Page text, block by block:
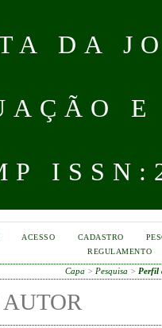
DA
ACESSO CADASTRO
REGULAMENTO
Capa > Pesquisa > Perfil